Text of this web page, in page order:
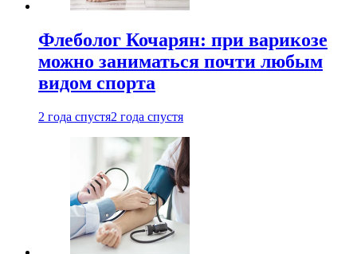
Флеболог Кочарян: при варикозе
можно заниматься почти любым
видом спорта
2 года спустя2 года спустя